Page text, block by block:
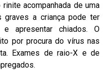
acompanhada de uma
graves a criança pode ter
e apresentar chiados. O
por procura do vírus nas
Exames de raio-X e de